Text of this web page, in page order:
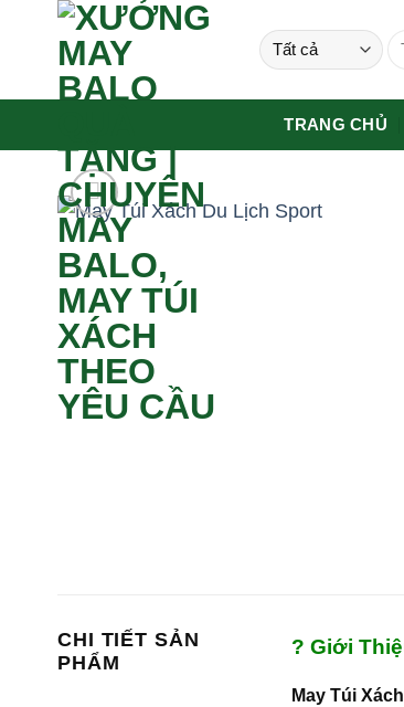
TRANG CHỦ
CHI TIẾT SẢN
PHẨM
? Giới
May Túi